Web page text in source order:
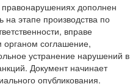
дополнен
этапе производства по
вправе
соглашение,
устранение нарушений в
Документ начинает
опубликования.